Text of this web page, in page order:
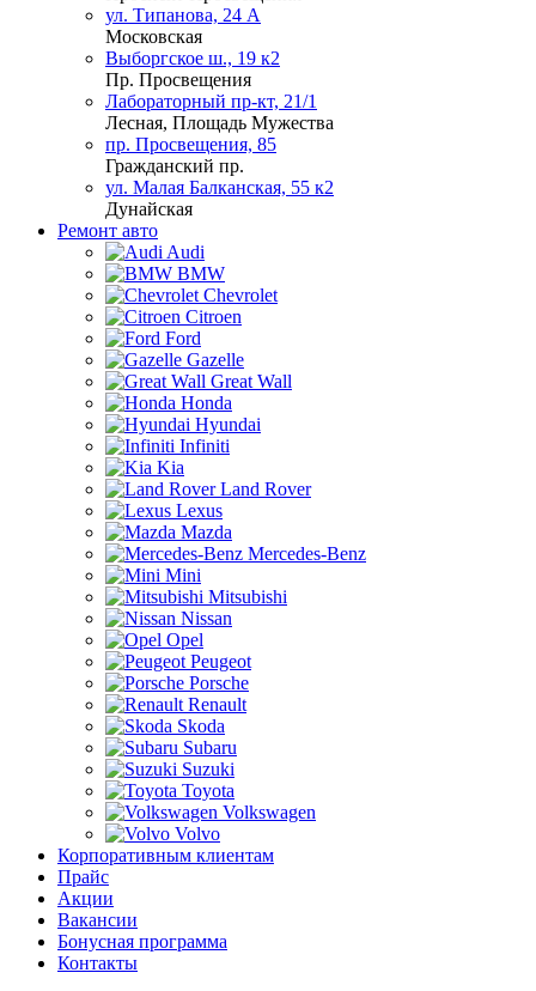
ул. Типанова, 24 А
Московская
Выборгское ш., 19 к2
Пр. Просвещения
Лабораторный пр-кт, 21/1
Лесная, Площадь Мужества
пр. Просвещения, 85
Гражданский пр.
ул. Малая Балканская, 55 к2
Дунайская
Ремонт авто
Audi
BMW
Chevrolet
Citroen
Ford
Gazelle
Great Wall
Honda
Hyundai
Infiniti
Kia
Land Rover
Lexus
Mazda
Mercedes-Benz
Mini
Mitsubishi
Nissan
Opel
Peugeot
Porsche
Renault
Skoda
Subaru
Suzuki
Toyota
Volkswagen
Volvo
Корпоративным клиентам
Прайс
Акции
Вакансии
Бонусная программа
Контакты